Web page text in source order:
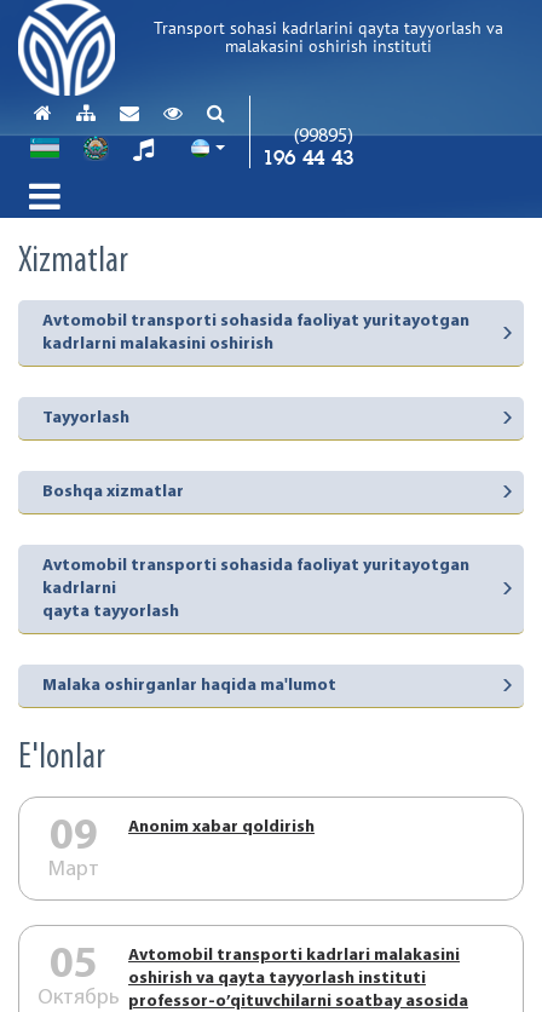
Transport sohasi kadrlarini qayta tayyorlash va
malakasini oshirish instituti
(99895)
196 44 43
Xizmatlar
Avtomobil transporti sohasida faoliyat yuritayotgan
kadrlarni malakasini oshirish
Tayyorlash
Boshqa xizmatlar
Avtomobil transporti sohasida faoliyat yuritayotgan
kadrlarni
qayta tayyorlash
Malaka oshirganlar haqida ma'lumot
E'lonlar
09
Март
Аnonim xabar qoldirish
05
Октябрь
Аvtоmоbil trаnspоrti kаdrlаri mаlаkаsini
оshirish vа qаytа tаyyorlаsh instituti
prоfеssоr-o’qituvchilаrni sоаtbаy аsоsidа